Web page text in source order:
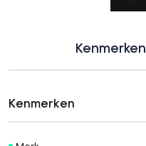
Kenmerken
Kenmerken